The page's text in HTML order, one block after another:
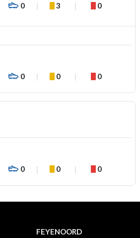
0 3 0
0 0 0
0 0 0
FEYENOORD